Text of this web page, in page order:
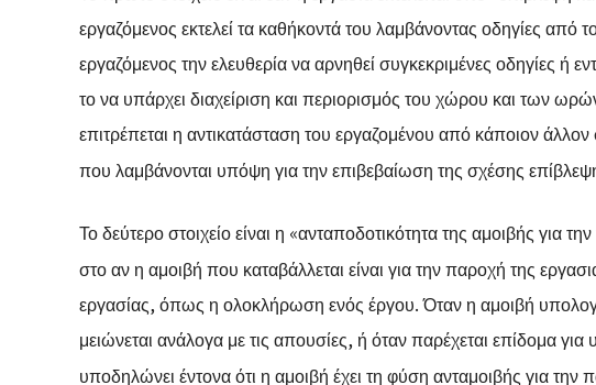
εργαζόμενος εκτελεί τα καθήκοντά του λαμβάνοντας οδηγίες από
εργαζόμενος την ελευθερία να αρνηθεί συγκεκριμένες οδηγίες ή
το να υπάρχει διαχείριση και περιορισμός του χώρου και των
επιτρέπεται η αντικατάσταση του εργαζομένου από κάποιον άλλον
που λαμβάνονται υπόψη για την επιβεβαίωση της σχέσης
Το δεύτερο στοιχείο είναι η «ανταποδοτικότητα της αμοιβής για
στο αν η αμοιβή που καταβάλλεται είναι για την παροχή της
εργασίας, όπως η ολοκλήρωση ενός έργου. Όταν η αμοιβή
μειώνεται ανάλογα με τις απουσίες, ή όταν παρέχεται επίδομα
υποδηλώνει έντονα ότι η αμοιβή έχει τη φύση ανταμοιβής για την